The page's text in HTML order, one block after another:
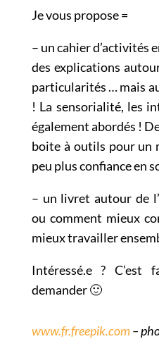
Je vous propose =
– un cahier d’activités
des explications
particularités … mais
! La sensorialité, les
également abordés !
boite à outils pour un
peu plus confiance en
– un livret autour de
ou comment mieux
mieux travailler
Intéressé.e ?
demander 🙂
www.fr.freepik.com–